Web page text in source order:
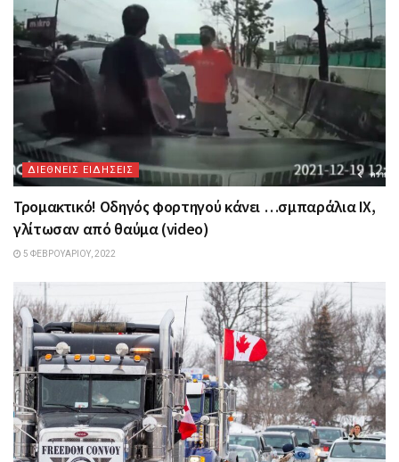
ΔΙΕΘΝΕΙΣ ΕΙΔΗΣΕΙΣ
Τρομακτικό! Οδηγός φορτηγού κάνει …σμπαράλια IX,
γλίτωσαν από θαύμα (video)
5 ΦΕΒΡΟΥΑΡΊΟΥ, 2022